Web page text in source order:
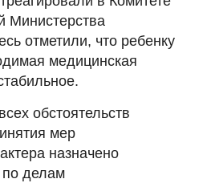
Министерства
отметили, что ребенку
медицинская
обстоятельств
мер
назначено
по делам